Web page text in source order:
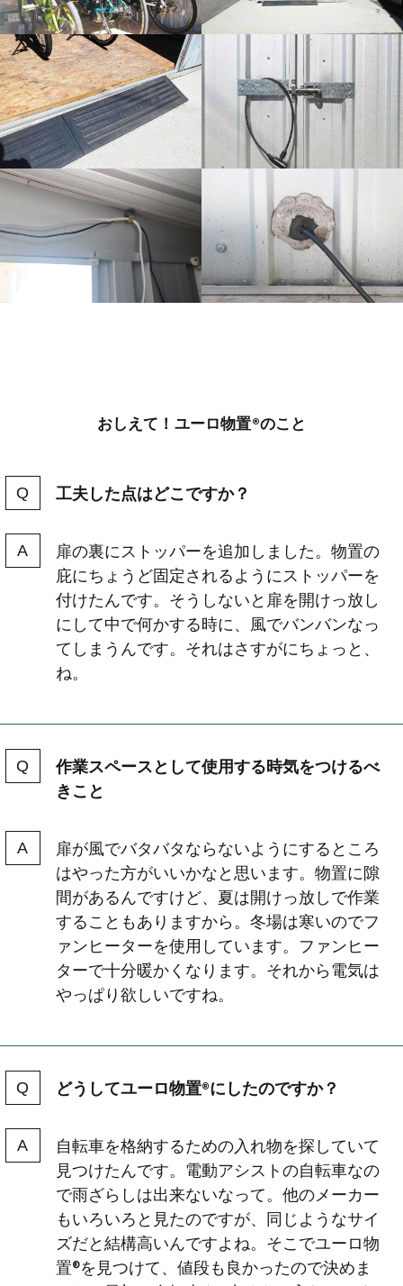
おしえて！ユーロ物置®のこと
工夫した点はどこですか？
扉の裏にストッパーを追加しました。物置の
庇にちょうど固定されるようにストッパーを
付けたんです。そうしないと扉を開けっ放し
にして中で何かする時に、風でバンバンなっ
てしまうんです。それはさすがにちょっと、
ね。
作業スペースとして使用する時気をつけるべ
きこと
扉が風でバタバタならないようにするところ
はやった方がいいかなと思います。物置に隙
間があるんですけど、夏は開けっ放しで作業
することもありますから。冬場は寒いのでフ
ァンヒーターを使用しています。ファンヒー
ターで十分暖かくなります。それから電気は
やっぱり欲しいですね。
どうしてユーロ物置®にしたのですか？
自転車を格納するための入れ物を探していて
見つけたんです。電動アシストの自転車なの
で雨ざらしは出来ないなって。他のメーカー
もいろいろと見たのですが、同じようなサイ
ズだと結構高いんですよね。そこでユーロ物
置®を見つけて、値段も良かったので決めま